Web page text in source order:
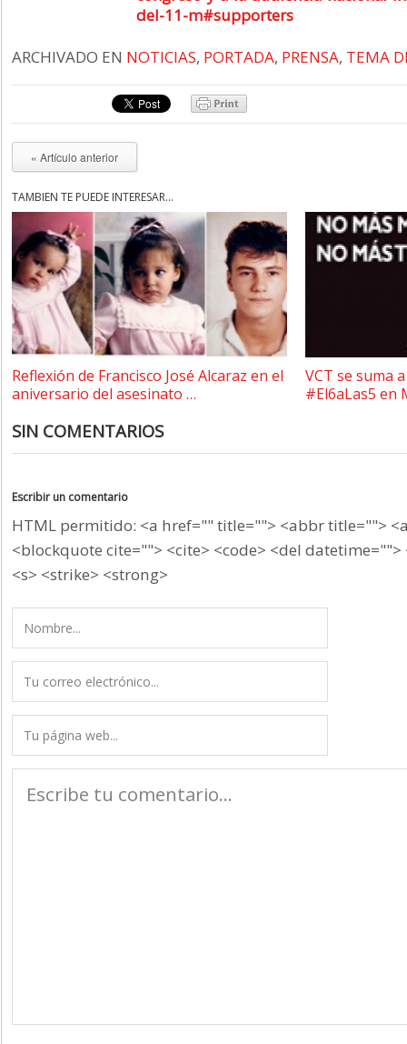
del-11-m#supporters
ARCHIVADO EN NOTICIAS, PORTADA, PRENSA, TEMA
« Artículo anterior
TAMBIÉN TE PUEDE INTERESAR...
Reflexión de Francisco José Alcaraz en el
aniversario del asesinato …
VCT se suma
#El6aLas5 en
SIN COMENTARIOS
Escribir un comentario
HTML permitido: <a href="" title=""> <abbr title="">
<blockquote cite=""> <cite> <code> <del datetime="">
<s> <strike> <strong>